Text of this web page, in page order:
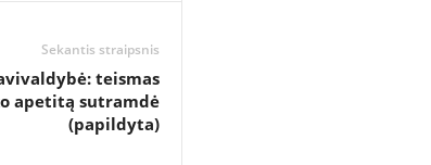
Sekantis straipsnis
teismas
apetitą sutramdė
(papildyta)